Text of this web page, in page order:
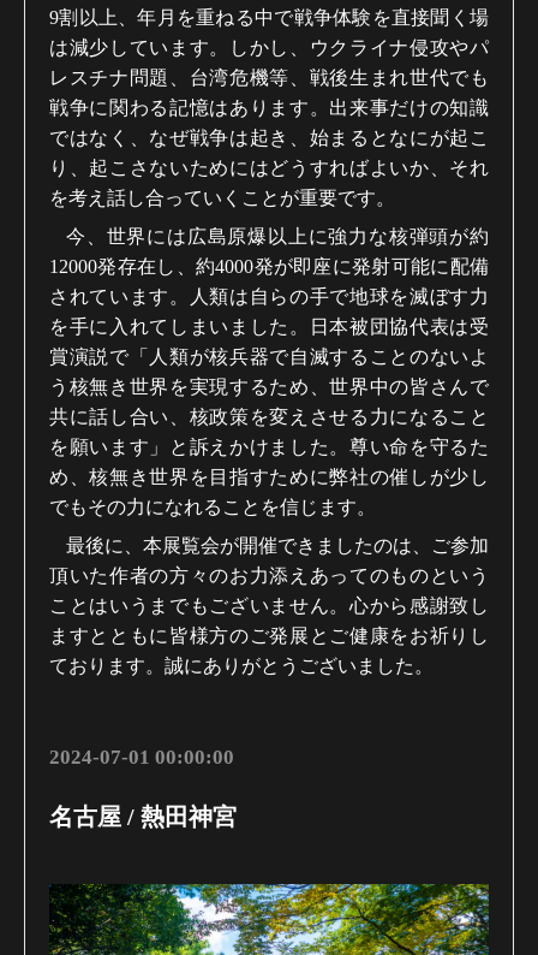
9割以上、年月を重ねる中で戦争体験を直接聞く場
は減少しています。しかし、ウクライナ侵攻やパ
レスチナ問題、台湾危機等、戦後生まれ世代でも
戦争に関わる記憶はあります。出来事だけの知識
ではなく、なぜ戦争は起き、始まるとなにが起こ
り、起こさないためにはどうすればよいか、それ
を考え話し合っていくことが重要です。
今、世界には広島原爆以上に強力な核弾頭が約
12000発存在し、約4000発が即座に発射可能に配備
されています。人類は自らの手で地球を滅ぼす力
を手に入れてしまいました。日本被団協代表は受
賞演説で「人類が核兵器で自滅することのないよ
う核無き世界を実現するため、世界中の皆さんで
共に話し合い、核政策を変えさせる力になること
を願います」と訴えかけました。尊い命を守るた
め、核無き世界を目指すために弊社の催しが少し
でもその力になれることを信じます。
最後に、本展覧会が開催できましたのは、ご参加
頂いた作者の方々のお力添えあってのものという
ことはいうまでもございません。心から感謝致し
ますとともに皆様方のご発展とご健康をお祈りし
ております。誠にありがとうございました。
2024-07-01 00:00:00
名古屋 / 熱田神宮